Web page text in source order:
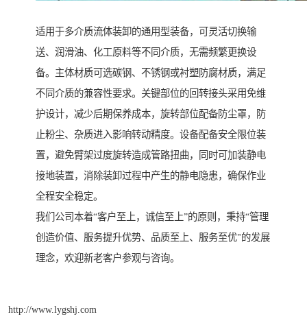
适用于多介质流体装卸的通用型装备，可灵活切换输
送、润滑油、化工原料等不同介质，无需频繁更换设
备。主体材质可选碳钢、不锈钢或衬塑防腐材质，满足
不同介质的兼容性要求。关键部位的回转接头采用免维
护设计，减少后期保养成本，旋转部位配备防尘罩，防
止粉尘、杂质进入影响转动精度。设备配备安全限位装
置，避免臂架过度旋转造成管路扭曲，同时可加装静电
接地装置，消除装卸过程中产生的静电隐患，确保作业
全程安全稳定。
我们公司本着“客户至上，诚信至上”的原则，秉持“管理
创造价值、服务提升优势、品质至上、服务至优"的发展
理念，欢迎新老客户参观与咨询。
http://www.lygshj.com